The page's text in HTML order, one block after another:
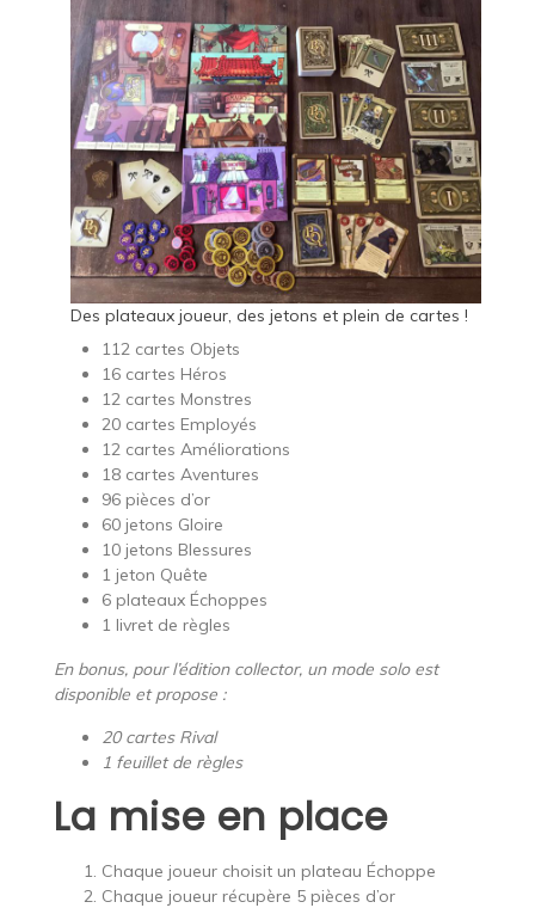
Des plateaux joueur, des jetons et plein de cartes !
112 cartes Objets
16 cartes Héros
12 cartes Monstres
20 cartes Employés
12 cartes Améliorations
18 cartes Aventures
96 pièces d’or
60 jetons Gloire
10 jetons Blessures
1 jeton Quête
6 plateaux Échoppes
1 livret de règles
En bonus, pour l’édition collector, un mode solo est
disponible et propose :
20 cartes Rival
1 feuillet de règles
La mise en place
Chaque joueur choisit un plateau Échoppe
Chaque joueur récupère 5 pièces d’or